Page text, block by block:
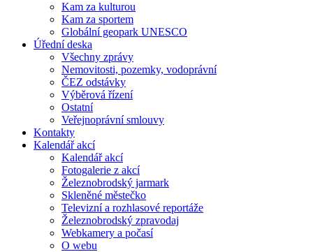
Kam za kulturou
Kam za sportem
Globální geopark UNESCO
Úřední deska
Všechny zprávy
Nemovitosti, pozemky, vodoprávní
ČEZ odstávky
Výběrová řízení
Ostatní
Veřejnoprávní smlouvy
Kontakty
Kalendář akcí
Kalendář akcí
Fotogalerie z akcí
Železnobrodský jarmark
Skleněné městečko
Televizní a rozhlasové reportáže
Železnobrodský zpravodaj
Webkamery a počasí
O webu